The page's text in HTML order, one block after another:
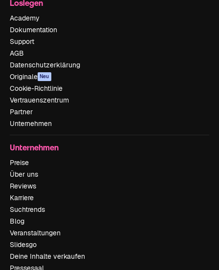
Loslegen
Academy
Dokumentation
Support
AGB
Datenschutzerklärung
Originale Neu
Cookie-Richtlinie
Vertrauenszentrum
Partner
Unternehmen
Unternehmen
Preise
Über uns
Reviews
Karriere
Suchtrends
Blog
Veranstaltungen
Slidesgo
Deine Inhalte verkaufen
Pressesaal